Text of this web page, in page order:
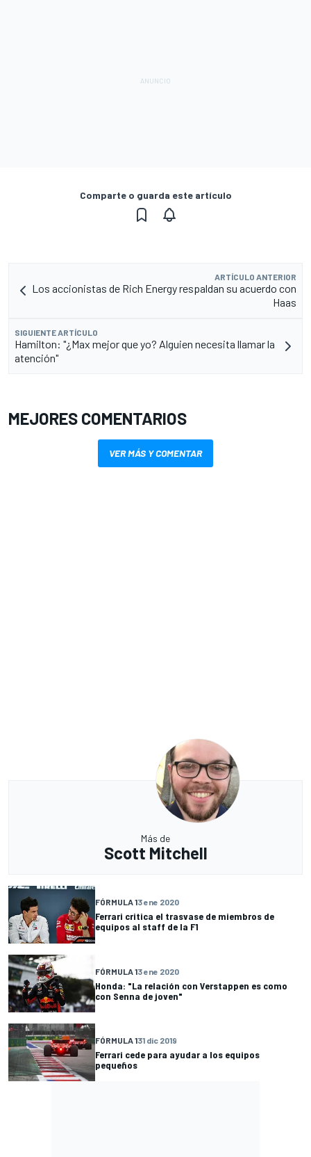
Comparte o guarda este artículo
ARTÍCULO ANTERIOR
Los accionistas de Rich Energy respaldan su acuerdo con
Haas
SIGUIENTE ARTÍCULO
Hamilton: "¿Max mejor que yo? Alguien necesita llamar la
atención"
MEJORES COMENTARIOS
VER MÁS Y COMENTAR
Más de
Scott Mitchell
FÓRMULA 13 ene 2020
Ferrari critica el trasvase de miembros de
equipos al staff de la F1
FÓRMULA 13 ene 2020
Honda: "La relación con Verstappen es como
con Senna de joven"
FÓRMULA 131 dic 2019
Ferrari cede para ayudar a los equipos
pequeños